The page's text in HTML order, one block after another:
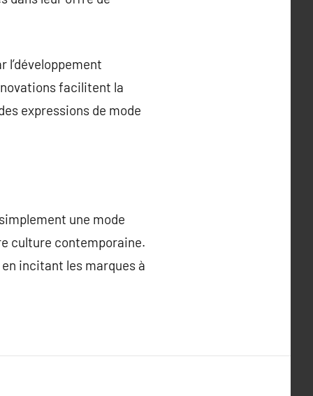
l’développement
facilitent la
expressions de mode
une mode
culture contemporaine.
incitant les marques à